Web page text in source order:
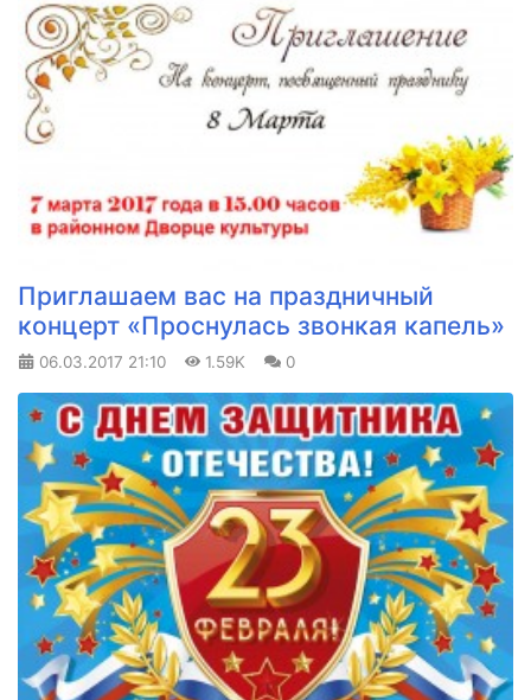
Приглашаем вас на праздничный
концерт «Проснулась звонкая капель»
06.03.2017 21:10 1.59K 0